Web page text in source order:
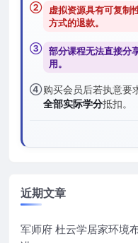
② 虚拟资源具有可复制
方式的退款。
③ 部分课程无法直接分
用。
④购买会员后若执意要
全部实际学分抵扣。
近期文章
军师府 杜云学居家环境